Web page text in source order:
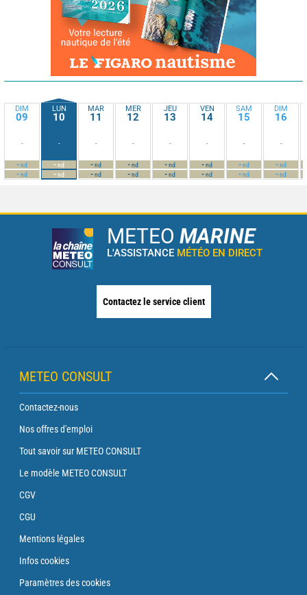
DIM
09
-
-nd
-nd
LUN
10
-
-nd
-nd
MAR
11
-
-nd
-nd
MER
12
-
-nd
-nd
JEU
13
-
-nd
-nd
VEN
14
-
-nd
-nd
SAM
15
-
-nd
-nd
DIM
16
-
-nd
-nd
METEO MARINE
L'ASSISTANCE MÉTÉO EN DIRECT
Contactez le service client
METEO CONSULT
Contactez-nous
Nos offres d'emploi
Tout savoir sur METEO CONSULT
Le modèle METEO CONSULT
CGV
CGU
Mentions légales
Infos cookies
Paramètres des cookies